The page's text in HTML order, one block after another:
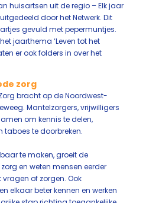
huisartsen uit de regio – Elk jaar
door het Netwerk. Dit
gevuld met pepermuntjes.
jaarthema ‘Leven tot het
er ook folders in over het
zorg
bracht op de Noordwest-
Mantelzorgers, vrijwilligers
om kennis te delen,
taboes te doorbreken.
te maken, groeit de
en weten mensen eerder
of zorgen. Ook
elkaar beter kennen en werken